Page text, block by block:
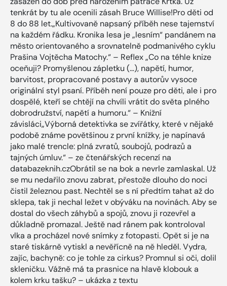
tenkrát by tu ale ocenili zásah Bruce Willise!Pro děti od
8 do 88 let.„Kultivovaně napsaný příběh nese tajemství
na každém řádku. Kronika lesa je „lesním“ pandánem na
město orientovaného a srovnatelně podmanivého cyklu
Prašina Vojtěcha Matochy.“ – Reflex „Co na téhle knize
oceňuji? Promyšlenou zápletku (…), napětí, humor,
barvitost, propracované postavy a autorův vysoce
originální styl psaní. Příběh není pouze pro děti, ale i pro
dospělé, kteří se chtějí na chvíli vrátit do světa plného
dobrodružství, napětí a humoru.“ – Knižní
závisláci„Výborná detektivka se zvířátky, které v nějaké
podobě známe povětšinou z první knížky, je napínavá
jako malé trencle: plná zvratů, soubojů, podrazů a
tajných úmluv.“ – ze čtenářských recenzí na
databazeknih.czObrátil se na bok a nevrle zamlaskal. Už
se mu nedařilo znovu zabrat, přestože dlouho do noci
čistil železnou past. Nechtěl se s ní předtím tahat až do
sklepa, tak ji nechal ležet v obýváku na novinách. Aby se
dostal do všech záhybů a spojů, znovu ji rozevřel a
důkladně promazal. Ještě nad ránem pak kontroloval
vlka a procházel nové snímky z fotopasti. Opět si je na
staré tiskárně vytiskl a nevěřícně na ně hleděl. Vydra,
zajíc, bachyně: co je tohle za cirkus? Promnul si oči, dolil
skleničku. Vážně má ta prasnice na hlavě klobouk a
kolem krku tašku? – ukázka z textu